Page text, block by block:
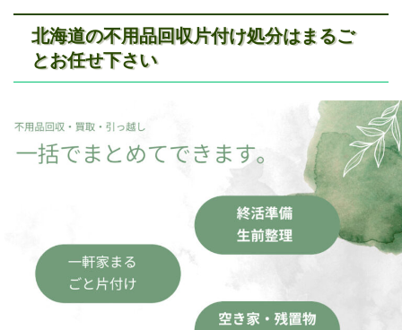
北海道の不用品回収片付け処分はまるご
とお任せ下さい